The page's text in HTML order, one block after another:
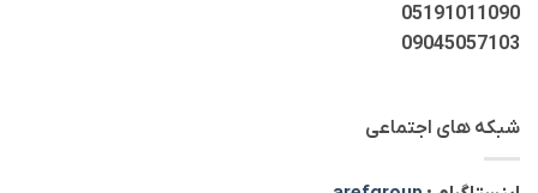
05191011090
09045057103
شبکه های اجتماعی